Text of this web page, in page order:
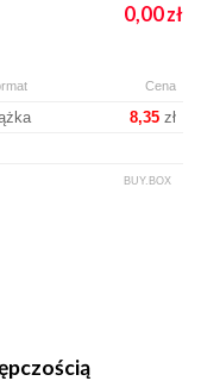
0,00zł
Cena
8,35zł
BUY.BOX